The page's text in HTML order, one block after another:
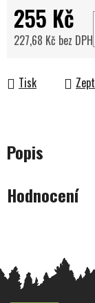
255 Kč
227,68 Kč bez DPH
Tisk
Popis
Hodnocení